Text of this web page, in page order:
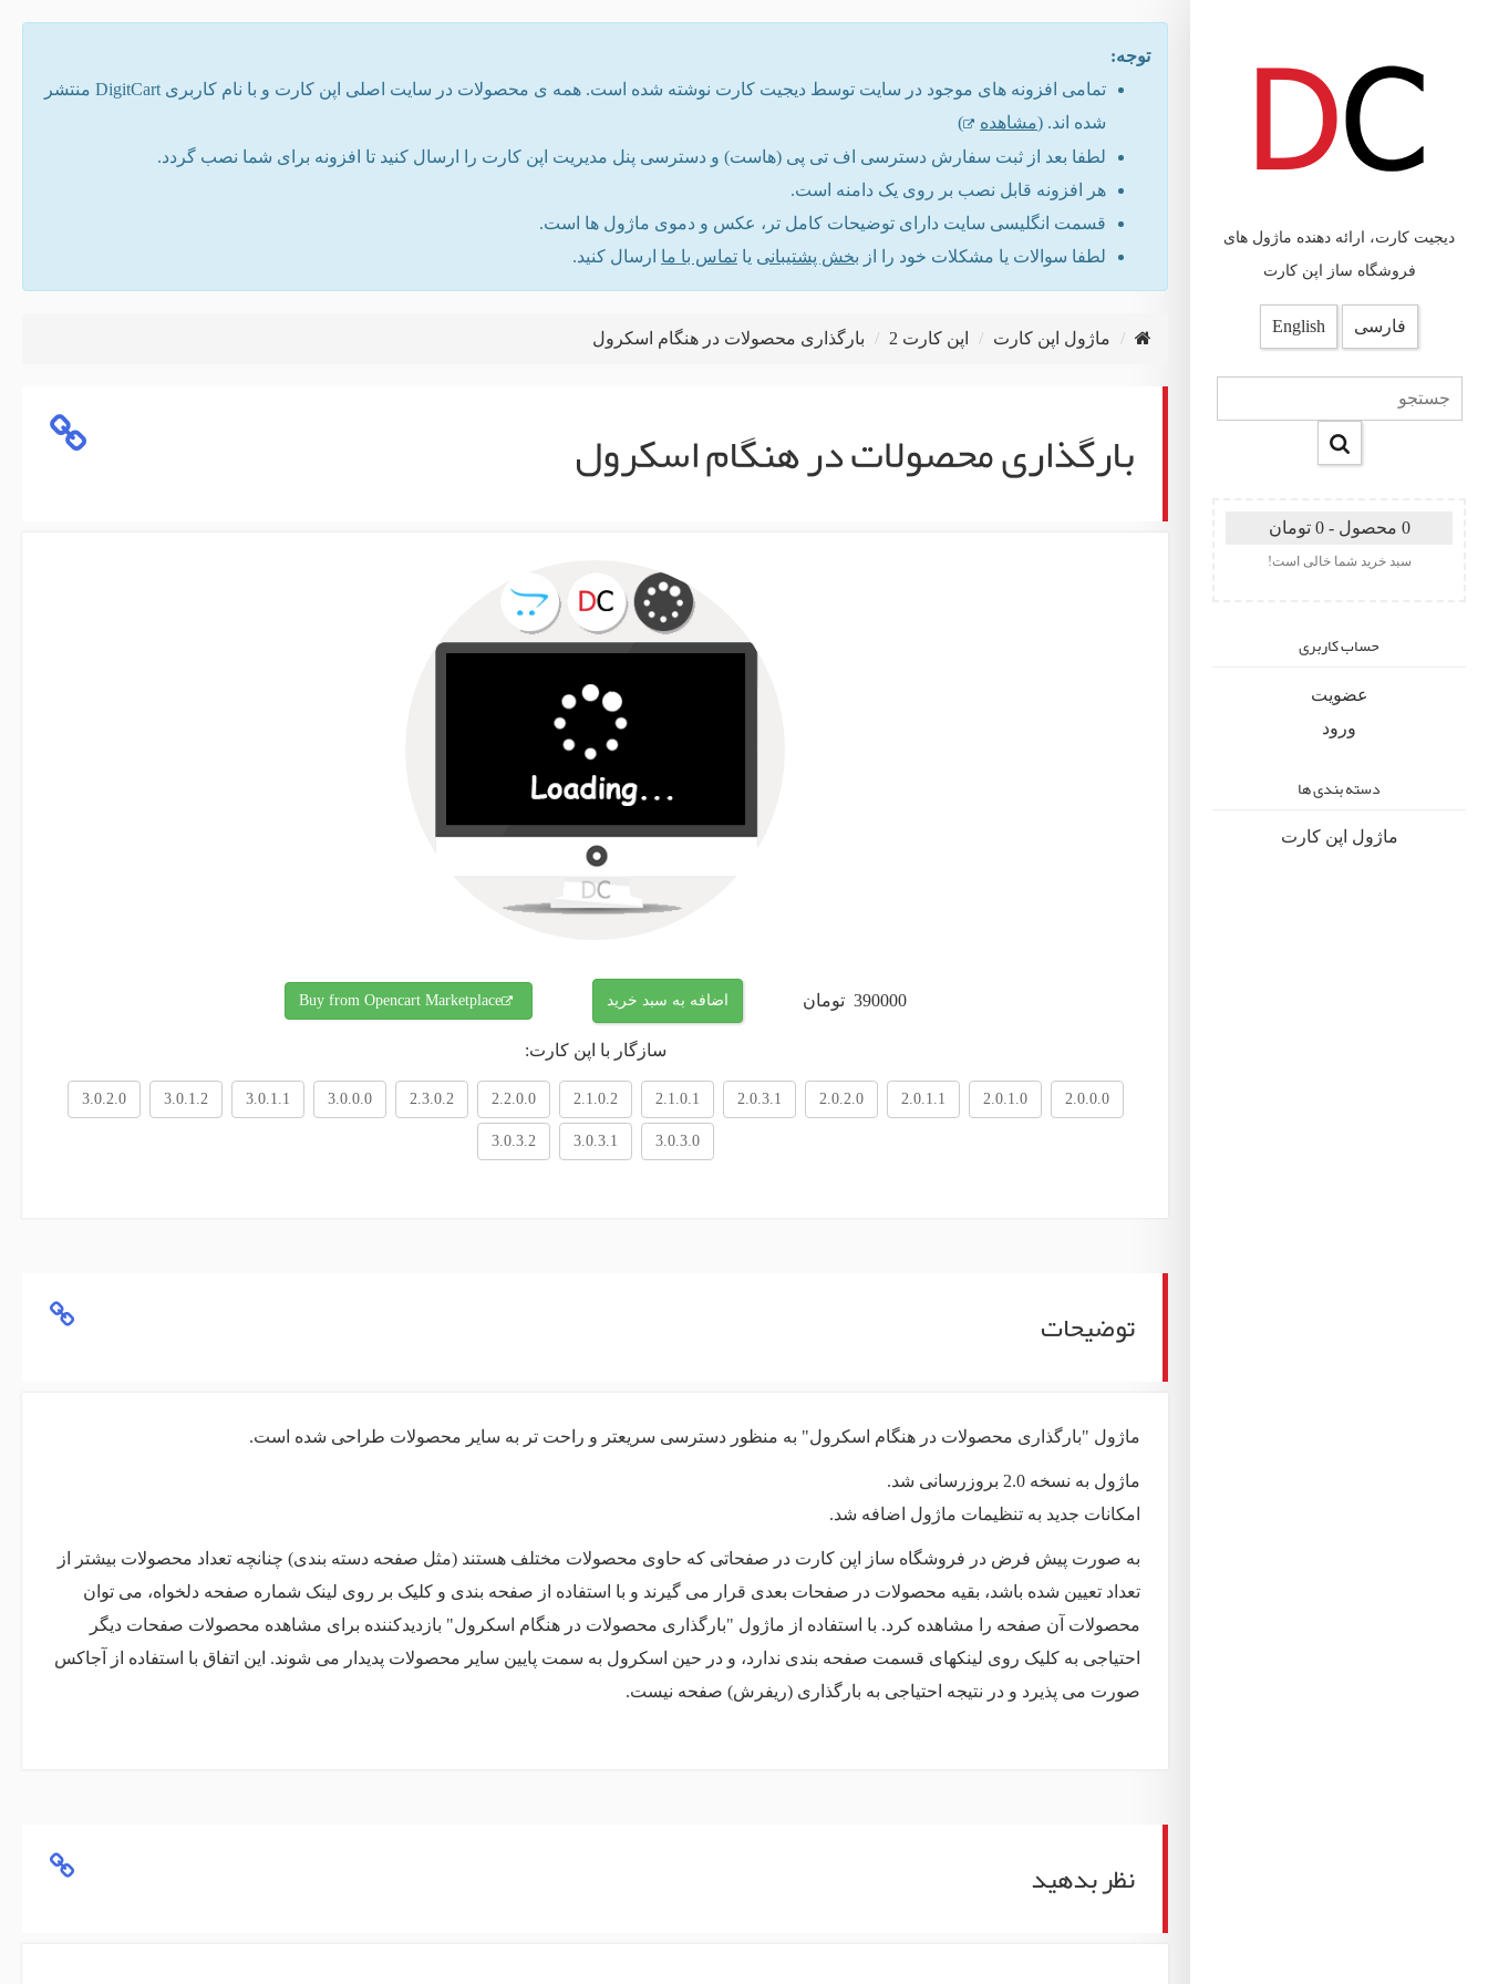
دیجیت کارت، ارائه دهنده ماژول های
فروشگاه ساز اپن کارت
فارسی English
0 محصول - 0 تومان
سبد خرید شما خالی است!
حساب کاربری
عضویت
ورود
دسته بندی ها
ماژول اپن کارت
توجه:
تمامی افزونه های موجود در سایت توسط دیجیت کارت نوشته شده است. همه ی محصولات در سایت اصلی اپن کارت و با نام کاربری DigitCart منتشر
شده اند. (مشاهده
)
لطفا بعد از ثبت سفارش دسترسی اف تی پی (هاست) و دسترسی پنل مدیریت اپن کارت را ارسال کنید تا افزونه برای شما نصب گردد.
هر افزونه قابل نصب بر روی یک دامنه است.
قسمت انگلیسی سایت دارای توضیحات کامل تر، عکس و دموی ماژول ها است.
لطفا سوالات یا مشکلات خود را از بخش پشتیبانی یا تماس با ما ارسال کنید.
ماژول اپن کارت اپن کارت 2 بارگذاری محصولات در هنگام اسکرول
بارگذاری محصولات در هنگام اسکرول
390000 تومان اضافه به سبد خرید Buy from Opencart Marketplace
سازگار با اپن کارت:
2.0.0.0
2.0.1.0
2.0.1.1
2.0.2.0
2.0.3.1
2.1.0.1
2.1.0.2
2.2.0.0
2.3.0.2
3.0.0.0
3.0.1.1
3.0.1.2
3.0.2.0
3.0.3.0
3.0.3.1
3.0.3.2
توضیحات
ماژول "بارگذاری محصولات در هنگام اسکرول" به منظور دسترسی سریعتر و راحت تر به سایر محصولات طراحی شده است.
ماژول به نسخه 2.0 بروزرسانی شد.
امکانات جدید به تنظیمات ماژول اضافه شد.
به صورت پیش فرض در فروشگاه ساز اپن کارت در صفحاتی که حاوی محصولات مختلف هستند (مثل صفحه دسته بندی) چنانچه تعداد محصولات بیشتر از
تعداد تعیین شده باشد، بقیه محصولات در صفحات بعدی قرار می گیرند و با استفاده از صفحه بندی و کلیک بر روی لینک شماره صفحه دلخواه، می توان
محصولات آن صفحه را مشاهده کرد. با استفاده از ماژول "بارگذاری محصولات در هنگام اسکرول" بازدیدکننده برای مشاهده محصولات صفحات دیگر
احتیاجی به کلیک روی لینکهای قسمت صفحه بندی ندارد، و در حین اسکرول به سمت پایین سایر محصولات پدیدار می شوند. این اتفاق با استفاده از آجاکس
صورت می پذیرد و در نتیجه احتیاجی به بارگذاری (ریفرش) صفحه نیست.
نظر بدهید